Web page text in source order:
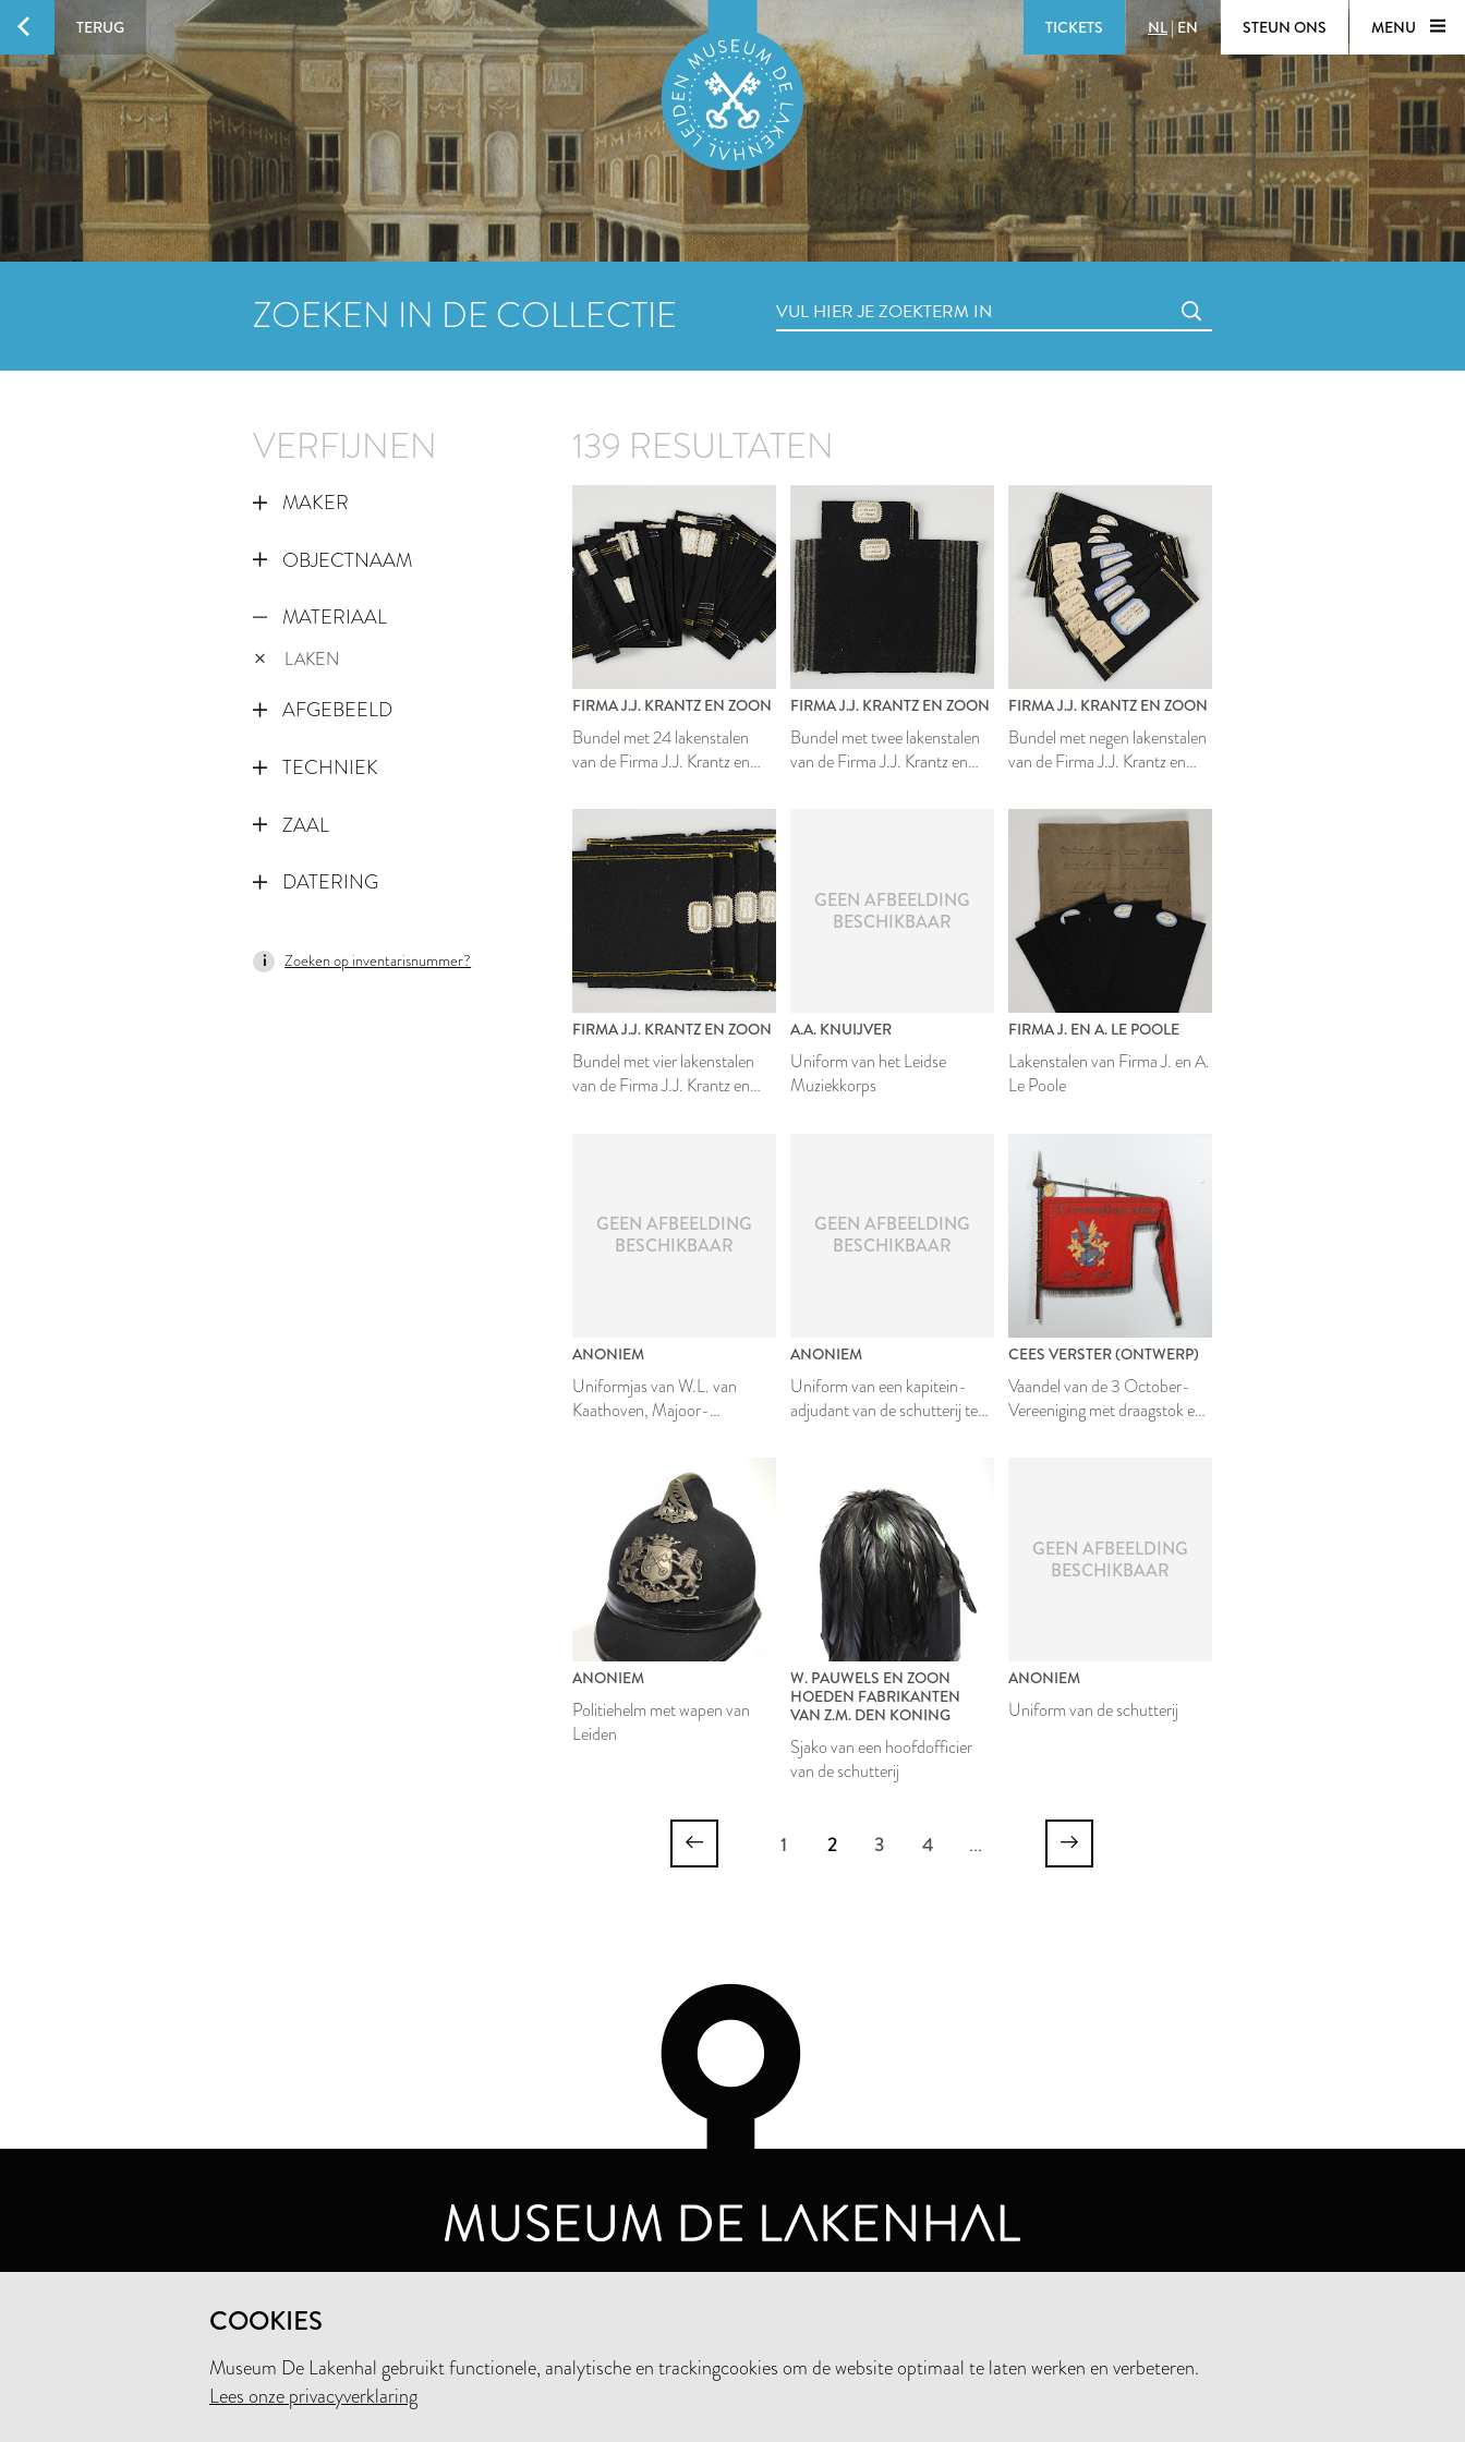
TERUG TICKETS NL| EN STEUN ONS MENU
ZOEKEN IN DE COLLECTIE
VERFIJNEN
MAKER
OBJECTNAAM
MATERIAAL
LAKEN
AFGEBEELD
TECHNIEK
ZAAL
DATERING
Zoeken op inventarisnummer?
139 RESULTATEN
FIRMA J.J. KRANTZ EN ZOON
Bundel met 24 lakenstalen
van de Firma J.J. Krantz en
FIRMA J.J. KRANTZ EN ZOON
Bundel met twee lakenstalen
van de Firma J.J. Krantz en
FIRMA J.J. KRANTZ EN ZOON
Bundel met negen lakenstalen
van de Firma J.J. Krantz en
FIRMA J.J. KRANTZ EN ZOON
Bundel met vier lakenstalen
van de Firma J.J. Krantz en
GEEN AFBEELDING
BESCHIKBAAR
A.A. KNUIJVER
Uniform van het Leidse
Muziekkorps
FIRMA J. EN A. LE POOLE
Lakenstalen van Firma J. en A.
Le Poole
GEEN AFBEELDING
BESCHIKBAAR
ANONIEM
Uniformjas van W.L. van
Kaathoven, Majoor-
GEEN AFBEELDING
BESCHIKBAAR
ANONIEM
Uniform van een kapitein-
adjudant van de schutterij te
CEES VERSTER (ONTWERP)
Vaandel van de 3 October-
Vereeniging met draagstok en
ANONIEM
Politiehelm met wapen van
Leiden
W. PAUWELS EN ZOON
HOEDEN FABRIKANTEN
VAN Z.M. DEN KONING
Sjako van een hoofdofficier
van de schutterij
GEEN AFBEELDING
BESCHIKBAAR
ANONIEM
Uniform van de schutterij
1 2 3 4 ...
COOKIES
Museum De Lakenhal gebruikt functionele, analytische en trackingcookies om de website optimaal te laten werken en verbeteren.
Lees onze privacyverklaring
MUSEUM DE LAKENHAL
OUDE SINGEL 32
+31 (0)71 5165360